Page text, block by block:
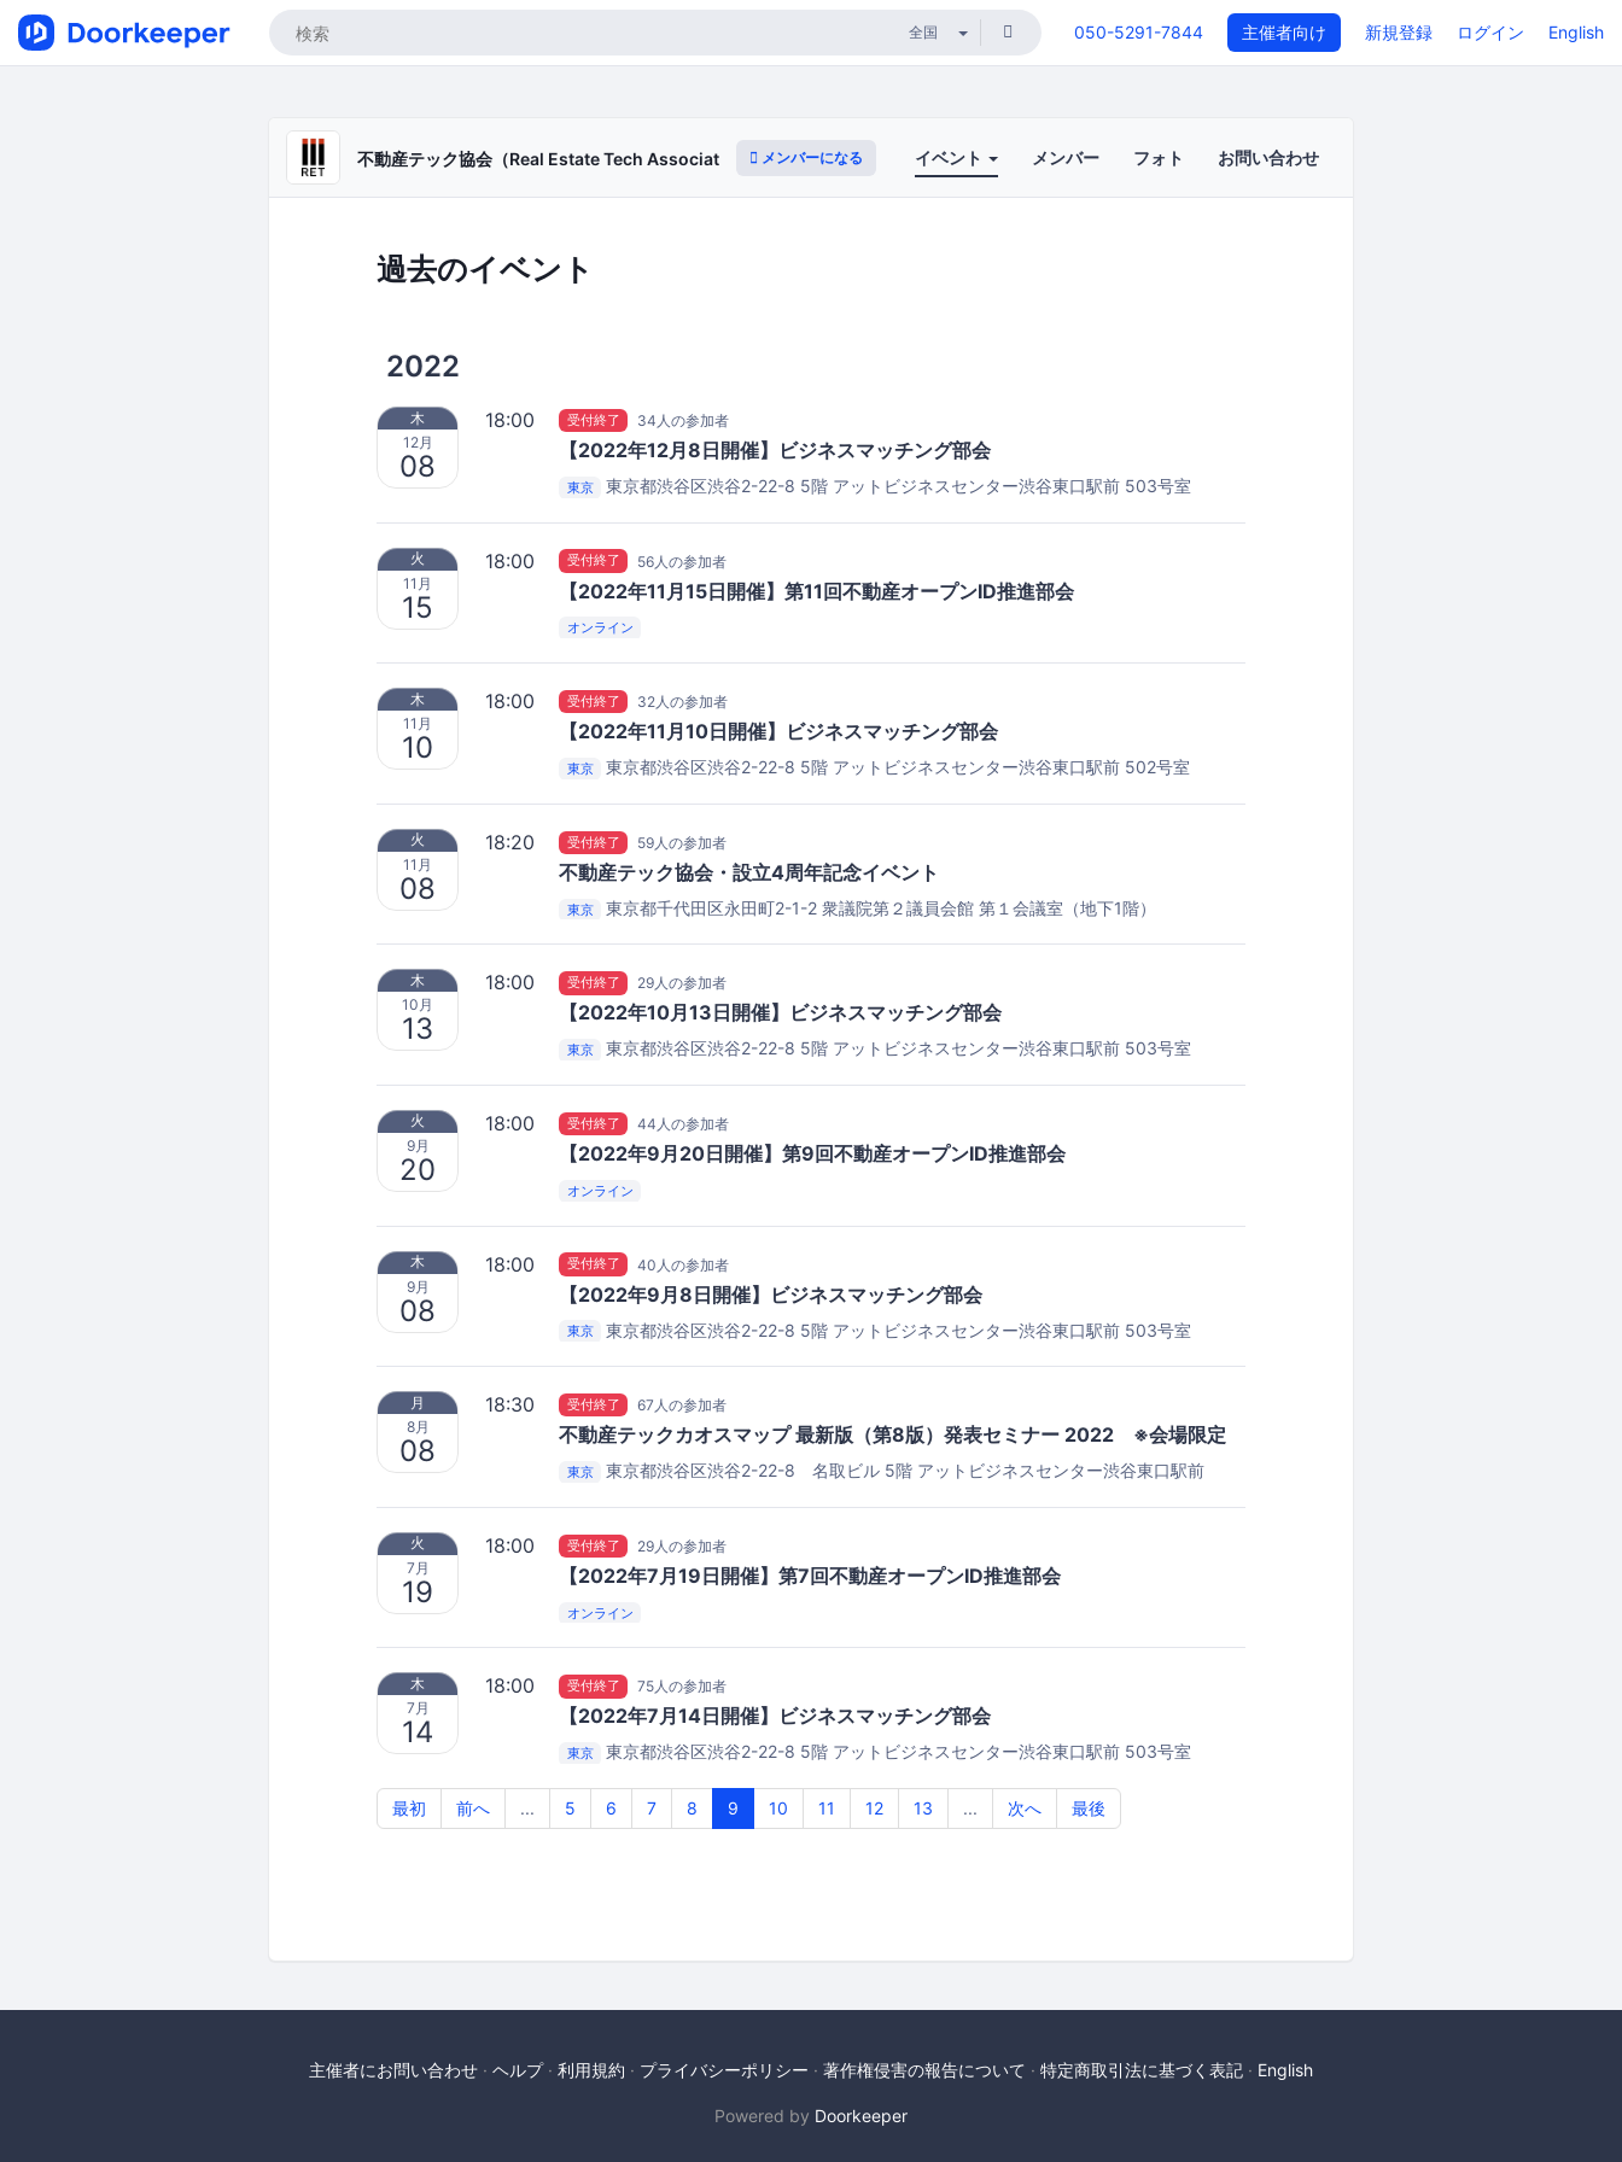
050-5291-7844 主催者向け 新規登録 ログイン English
不動産テック協会（Real Estate Tech Association for Japan）
メンバーになる イベント メンバー フォト お問い合わせ
過去のイベント
2022
木
12月
08
18:00 受付終了 34人の参加者
【2022年12月8日開催】ビジネスマッチング部会
東京 東京都渋谷区渋谷2-22-8 5階 アットビジネスセンター渋谷東口駅前 503号室
火
11月
15
18:00 受付終了 56人の参加者
【2022年11月15日開催】第11回不動産オープンID推進部会
オンライン
木
11月
10
18:00 受付終了 32人の参加者
【2022年11月10日開催】ビジネスマッチング部会
東京 東京都渋谷区渋谷2-22-8 5階 アットビジネスセンター渋谷東口駅前 502号室
火
11月
08
18:20 受付終了 59人の参加者
不動産テック協会・設立4周年記念イベント
東京 東京都千代田区永田町2-1-2 衆議院第２議員会館 第１会議室（地下1階）
木
10月
13
18:00 受付終了 29人の参加者
【2022年10月13日開催】ビジネスマッチング部会
東京 東京都渋谷区渋谷2-22-8 5階 アットビジネスセンター渋谷東口駅前 503号室
火
9月
20
18:00 受付終了 44人の参加者
【2022年9月20日開催】第9回不動産オープンID推進部会
オンライン
木
9月
08
18:00 受付終了 40人の参加者
【2022年9月8日開催】ビジネスマッチング部会
東京 東京都渋谷区渋谷2-22-8 5階 アットビジネスセンター渋谷東口駅前 503号室
月
8月
08
18:30 受付終了 67人の参加者
不動産テックカオスマップ 最新版（第8版）発表セミナー 2022 ※会場限定
東京 東京都渋谷区渋谷2-22-8 名取ビル 5階 アットビジネスセンター渋谷東口駅前
火
7月
19
18:00 受付終了 29人の参加者
【2022年7月19日開催】第7回不動産オープンID推進部会
オンライン
木
7月
14
18:00 受付終了 75人の参加者
【2022年7月14日開催】ビジネスマッチング部会
東京 東京都渋谷区渋谷2-22-8 5階 アットビジネスセンター渋谷東口駅前 503号室
最初 前へ ... 5 6 7 8 9 10 11 12 13 ... 次へ 最後
主催者にお問い合わせ ヘルプ 利用規約 プライバシーポリシー 著作権侵害の報告について 特定商取引法に基づく表記 English
Powered by Doorkeeper